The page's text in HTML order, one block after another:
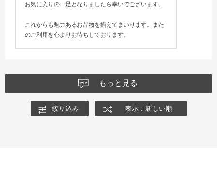
お気に入りの一足となりましたら幸いでございます。
これからも魅力あるお品物を揃えてまいります。また
のご利用を心よりお待ちしております。
もっと見る
絞り込み 表示：新しい順